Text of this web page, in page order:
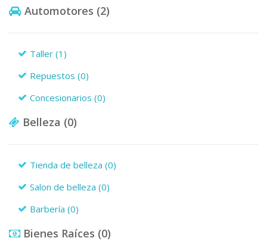
Automotores (2)
Taller
(1)
Repuestos
(0)
Concesionarios
(0)
Belleza (0)
Tienda de belleza
(0)
Salon de belleza
(0)
Barbería
(0)
Bienes Raíces (0)